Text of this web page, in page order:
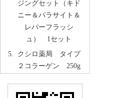
ジングセット（キド
ニー＆パラサイト＆
レバーフラッシ
ュ） 1セット
クシロ薬局 タイプ
２コラーゲン 250g